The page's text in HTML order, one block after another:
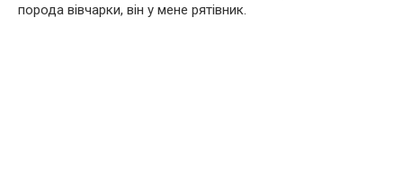
порода вівчарки, він у мене рятівник.